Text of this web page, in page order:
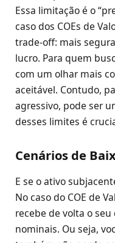
Essa limitação é o
caso dos COEs de
trade-off: mais
lucro. Para quem
com um olhar mais
aceitável. Contudo,
agressivo, pode ser
desses limites é
Cenários de
E se o ativo
No caso do COE de
recebe de volta o
nominais. Ou seja,